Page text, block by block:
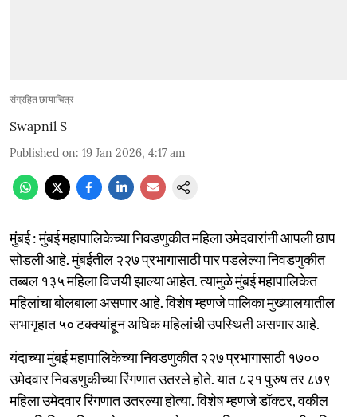
संग्रहित छायाचित्र
Swapnil S
Published on: 19 Jan 2026, 4:17 am
मुंबई : मुंबई महापालिकेच्या निवडणुकीत महिला उमेदवारांनी आपली छाप
सोडली आहे. मुंबईतील २२७ प्रभागासाठी पार पडलेल्या निवडणुकीत
तब्बल १३५ महिला विजयी झाल्या आहेत. त्यामुळे मुंबई महापालिकेत
महिलांचा बोलबाला असणार आहे. विशेष म्हणजे पालिका मुख्यालयातील
सभागृहात ५० टक्क्यांहून अधिक महिलांची उपस्थिती असणार आहे.
यंदाच्या मुंबई महापालिकेच्या निवडणुकीत २२७ प्रभागासाठी १७००
उमेदवार निवडणुकीच्या रिंगणात उतरले होते. यात ८२१ पुरुष तर ८७९
महिला उमेदवार रिंगणात उतरल्या होत्या. विशेष म्हणजे डॉक्टर, वकील